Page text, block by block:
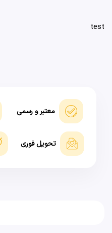
test
معتبر و رسمی
تحویل فوری